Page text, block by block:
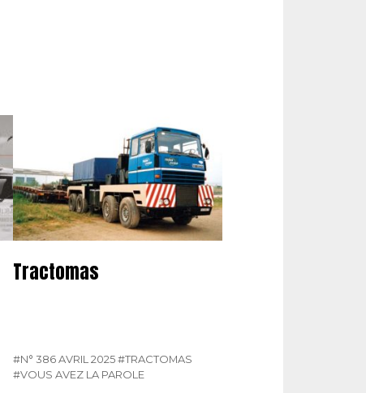
Tractomas
#N° 386 AVRIL 2025 #TRACTOMAS
#VOUS AVEZ LA PAROLE